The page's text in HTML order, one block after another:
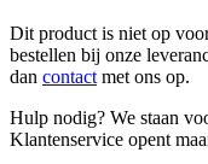
Dit product is niet op
bestellen bij onze
dan contact met ons op.
Hulp nodig? We staan
Klantenservice opent